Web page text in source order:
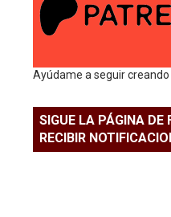
Ayúdame a seguir creando
SIGUE LA PÁGINA DE
RECIBIR